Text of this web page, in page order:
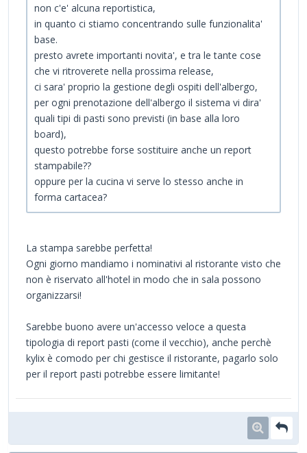
non c'e' alcuna reportistica,
in quanto ci stiamo concentrando sulle funzionalita'
base.
presto avrete importanti novita', e tra le tante cose
che vi ritroverete nella prossima release,
ci sara' proprio la gestione degli ospiti dell'albergo,
per ogni prenotazione dell'albergo il sistema vi dira'
quali tipi di pasti sono previsti (in base alla loro
board),
questo potrebbe forse sostituire anche un report
stampabile??
oppure per la cucina vi serve lo stesso anche in
forma cartacea?
La stampa sarebbe perfetta!
Ogni giorno mandiamo i nominativi al ristorante visto che
non è riservato all'hotel in modo che in sala possono
organizzarsi!
Sarebbe buono avere un'accesso veloce a questa
tipologia di report pasti (come il vecchio), anche perchè
kylix è comodo per chi gestisce il ristorante, pagarlo solo
per il report pasti potrebbe essere limitante!